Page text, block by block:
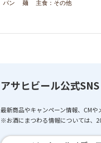
パン 麺 主食：その他
アサヒビール公式SNS
最新商品やキャンペーン情報、CMや
※お酒にまつわる情報については、